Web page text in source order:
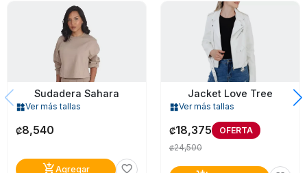
Sudadera Sahara
widgetsVer más tallas
₡8,540
add_shopping_cartAgregar favorite_border
Jacket Love Tree
widgetsVer más tallas
₡18,375 OFERTA
₡24,500